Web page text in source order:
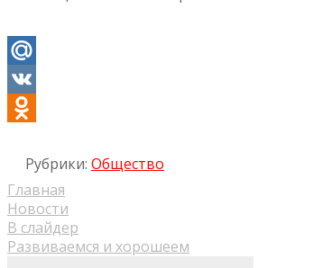
Главная
Новости
В слайдер
Развиваемся и хорошеем
Mail.Ru
VK
Рубрики: Общество